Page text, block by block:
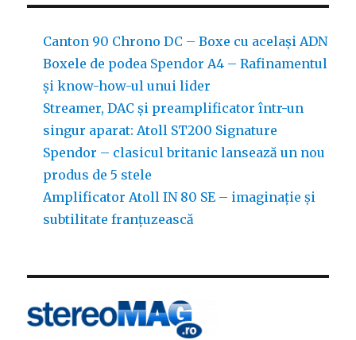
Canton 90 Chrono DC – Boxe cu același ADN
Boxele de podea Spendor A4 – Rafinamentul
și know-how-ul unui lider
Streamer, DAC și preamplificator într-un
singur aparat: Atoll ST200 Signature
Spendor – clasicul britanic lansează un nou
produs de 5 stele
Amplificator Atoll IN 80 SE – imaginație și
subtilitate franțuzească